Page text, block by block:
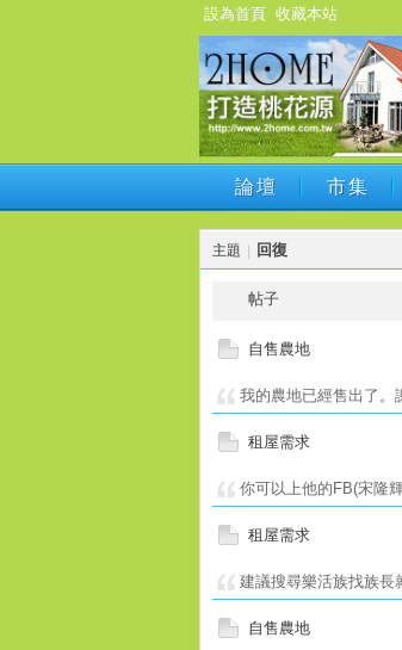
設為首頁 收藏本站
論壇 市集
論壇 市集
主題 | 回復
帖子
自售農地
我的農地已經售出了。
租屋需求
你可以上他的FB(宋隆
租屋需求
建議搜尋樂活族找族長
自售農地